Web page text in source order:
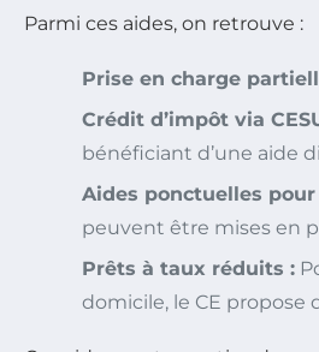
Parmi ces aides, on retrouve :
Prise en charge
Crédit d’impôt via
bénéficiant d’une aide
Aides ponctuelles
peuvent être mises en
Prêts à taux réduits :
domicile, le CE propose